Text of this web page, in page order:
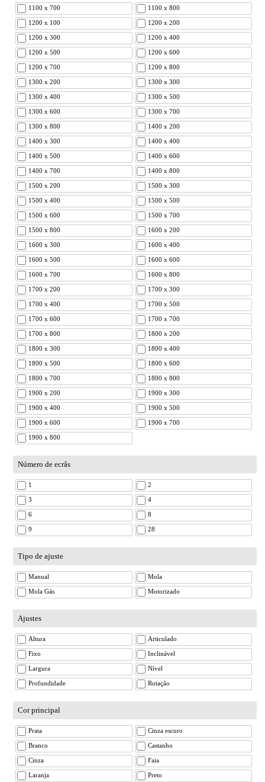
1100 x 700 1100 x 800
1200 x 100 1200 x 200
1200 x 300 1200 x 400
1200 x 500 1200 x 600
1200 x 700 1200 x 800
1300 x 200 1300 x 300
1300 x 400 1300 x 500
1300 x 600 1300 x 700
1300 x 800 1400 x 200
1400 x 300 1400 x 400
1400 x 500 1400 x 600
1400 x 700 1400 x 800
1500 x 200 1500 x 300
1500 x 400 1500 x 500
1500 x 600 1500 x 700
1500 x 800 1600 x 200
1600 x 300 1600 x 400
1600 x 500 1600 x 600
1600 x 700 1600 x 800
1700 x 200 1700 x 300
1700 x 400 1700 x 500
1700 x 600 1700 x 700
1700 x 800 1800 x 200
1800 x 300 1800 x 400
1800 x 500 1800 x 600
1800 x 700 1800 x 800
1900 x 200 1900 x 300
1900 x 400 1900 x 500
1900 x 600 1900 x 700
1900 x 800
Número de ecrâs
1 2
3 4
6 8
9 28
Tipo de ajuste
Manual Mola
Mola Gás Motorizado
Ajustes
Altura Articulado
Fixo Inclinável
Largura Nível
Profundidade Rotação
Cor principal
Prata Cinza escuro
Branco Castanho
Cinza Faia
Laranja Preto